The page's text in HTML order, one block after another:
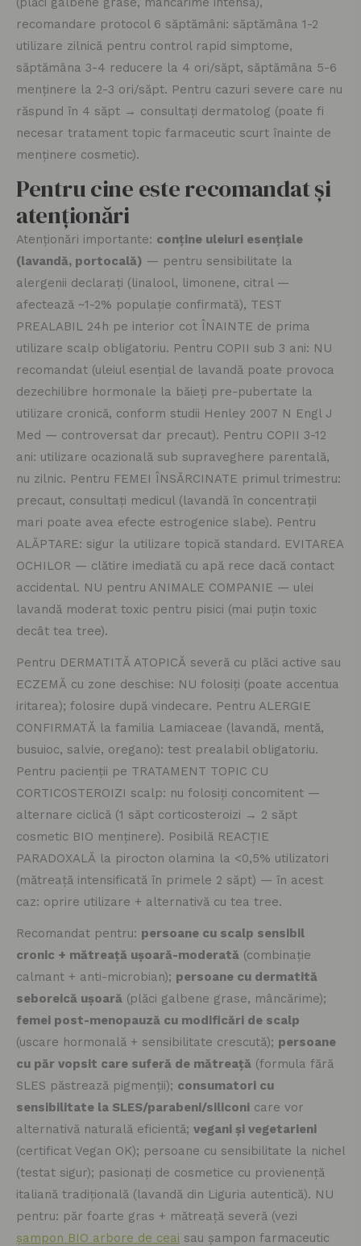
recomandare protocol 6 săptămâni: săptămâna 1-2
utilizare zilnică pentru control rapid simptome,
săptămâna 3-4 reducere la 4 ori/săpt, săptămâna 5-6
menținere la 2-3 ori/săpt. Pentru cazuri severe care nu
răspund în 4 săpt → consultați dermatolog (poate fi
necesar tratament topic farmaceutic scurt înainte de
menținere cosmetic).
Pentru cine este recomandat și
atenționări
Atenționări importante: conține uleiuri esențiale
(lavandă, portocală) — pentru sensibilitate la
alergenii declarați (linalool, limonene, citral —
afectează ~1-2% populație confirmată), TEST
PREALABIL 24h pe interior cot ÎNAINTE de prima
utilizare scalp obligatoriu. Pentru COPII sub 3 ani: NU
recomandat (uleiul esențial de lavandă poate provoca
dezechilibre hormonale la băieți pre-pubertate la
utilizare cronică, conform studii Henley 2007 N Engl J
Med — controversat dar precaut). Pentru COPII 3-12
ani: utilizare ocazională sub supraveghere parentală,
nu zilnic. Pentru FEMEI ÎNSĂRCINATE primul trimestru:
precaut, consultați medicul (lavandă în concentrații
mari poate avea efecte estrogenice slabe). Pentru
ALĂPTARE: sigur la utilizare topică standard. EVITAREA
OCHILOR — clătire imediată cu apă rece dacă contact
accidental. NU pentru ANIMALE COMPANIE — ulei
lavandă moderat toxic pentru pisici (mai puțin toxic
decât tea tree).
Pentru DERMATITĂ ATOPICĂ severă cu plăci active sau
ECZEMĂ cu zone deschise: NU folosiți (poate accentua
iritarea); folosire după vindecare. Pentru ALERGIE
CONFIRMATĂ la familia Lamiaceae (lavandă, mentă,
busuioc, salvie, oregano): test prealabil obligatoriu.
Pentru pacienții pe TRATAMENT TOPIC CU
CORTICOSTEROIZI scalp: nu folosiți concomitent —
alternare ciclică (1 săpt corticosteroizi → 2 săpt
cosmetic BIO menținere). Posibilă REACȚIE
PARADOXALĂ la pirocton olamina la <0,5% utilizatori
(mătreață intensificată în primele 2 săpt) — în acest
caz: oprire utilizare + alternativă cu tea tree.
Recomandat pentru: persoane cu scalp sensibil
cronic + mătreață ușoară-moderată (combinație
calmant + anti-microbian); persoane cu dermatită
seboreică ușoară (plăci galbene grase, mâncărime);
femei post-menopauză cu modificări de scalp
(uscare hormonală + sensibilitate crescută); persoane
cu păr vopsit care suferă de mătreață (formula fără
SLES păstrează pigmenții); consumatori cu
sensibilitate la SLES/parabeni/siliconi care vor
alternativă naturală eficientă; vegani și vegetarieni
(certificat Vegan OK); persoane cu sensibilitate la nichel
(testat sigur); pasionați de cosmetice cu provienență
italiană tradițională (lavandă din Liguria autentică). NU
pentru: păr foarte gras + mătreață severă (vezi
șampon BIO arbore de ceai sau șampon farmaceutic